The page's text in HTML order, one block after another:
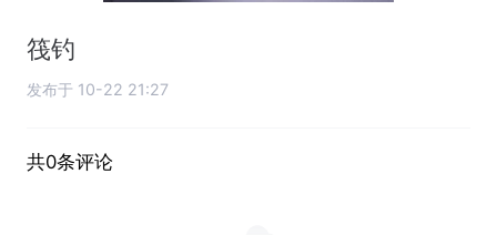
筏钓
发布于 10-22 21:27
共0条评论